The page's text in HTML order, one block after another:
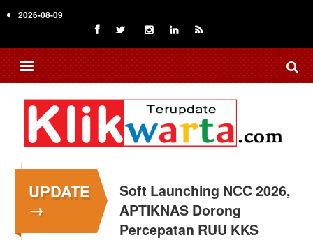
to
content
2026-08-09
UPDATE
→
Soft Launching NCC 2026,
APTIKNAS Dorong
Percepatan RUU KKS